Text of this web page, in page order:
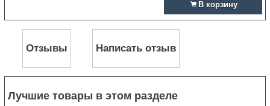
В корзину
Отзывы Написать отзыв
Лучшие товары в этом разделе